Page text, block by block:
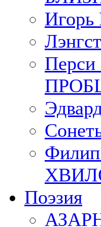
Поэзия